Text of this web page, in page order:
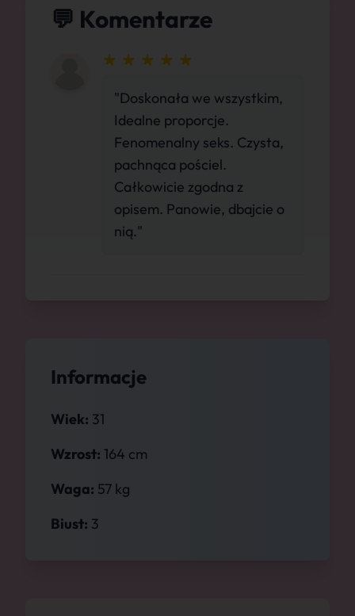
Informacje
Wiek: 31
Wzrost: 164 cm
Waga: 57 kg
Biust: 3
💬 Komentarze
"Doskonała we wszystkim,
Idealne proporcje.
Fenomenalny seks. Czysta,
pachnąca pościel.
Całkowicie zgodna z
opisem. Panowie, dbajcie o
nią."